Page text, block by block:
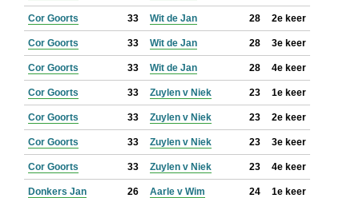
Cor Goorts 33 Wit de Jan 28 2e keer
Cor Goorts 33 Wit de Jan 28 3e keer
Cor Goorts 33 Wit de Jan 28 4e keer
Cor Goorts 33 Zuylen v Niek 23 1e keer
Cor Goorts 33 Zuylen v Niek 23 2e keer
Cor Goorts 33 Zuylen v Niek 23 3e keer
Cor Goorts 33 Zuylen v Niek 23 4e keer
Donkers Jan 26 Aarle v Wim 24 1e keer